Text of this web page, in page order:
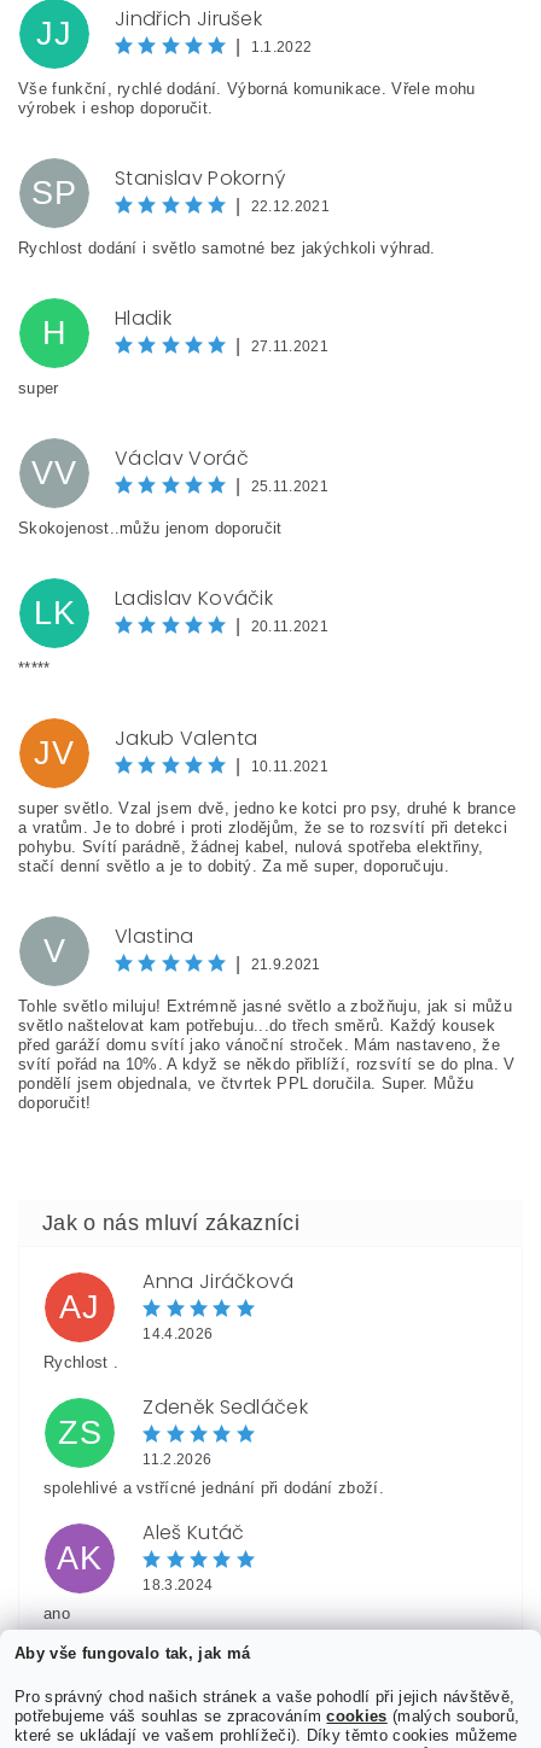
JJ Jindřich Jirušek
1.1.2022
Vše funkční, rychlé dodání. Výborná komunikace. Vřele mohu
výrobek i eshop doporučit.
SP Stanislav Pokorný
22.12.2021
Rychlost dodání i světlo samotné bez jakýchkoli výhrad.
H Hladik
27.11.2021
super
VV Václav Voráč
25.11.2021
Skokojenost..můžu jenom doporučit
LK Ladislav Kováčik
20.11.2021
*****
JV Jakub Valenta
10.11.2021
super světlo. Vzal jsem dvě, jedno ke kotci pro psy, druhé k brance
a vratům. Je to dobré i proti zlodějům, že se to rozsvítí při detekci
pohybu. Svítí parádně, žádnej kabel, nulová spotřeba elektřiny,
stačí denní světlo a je to dobitý. Za mě super, doporučuju.
V Vlastina
21.9.2021
Tohle světlo miluju! Extrémně jasné světlo a zbožňuju, jak si můžu
světlo naštelovat kam potřebuju...do třech směrů. Každý kousek
před garáží domu svítí jako vánoční stroček. Mám nastaveno, že
svítí pořád na 10%. A když se někdo přiblíží, rozsvítí se do plna. V
pondělí jsem objednala, ve čtvrtek PPL doručila. Super. Můžu
doporučit!
AJ
Anna Jiráčková
14.4.2026
Rychlost .
ZS
Zdeněk Sedláček
11.2.2026
spolehlivé a vstřícné jednání při dodání zboží.
AK
Aleš Kutáč
18.3.2024
ano
HK
Hynek Kukačka
29.12.2023
Aby vše fungovalo tak, jak má
Pro správný chod našich stránek a vaše pohodlí při jejich návštěvě,
potřebujeme váš souhlas se zpracovánímcookies (malých souborů,
které se ukládají ve vašem prohlížeči). Díky těmto cookies můžeme